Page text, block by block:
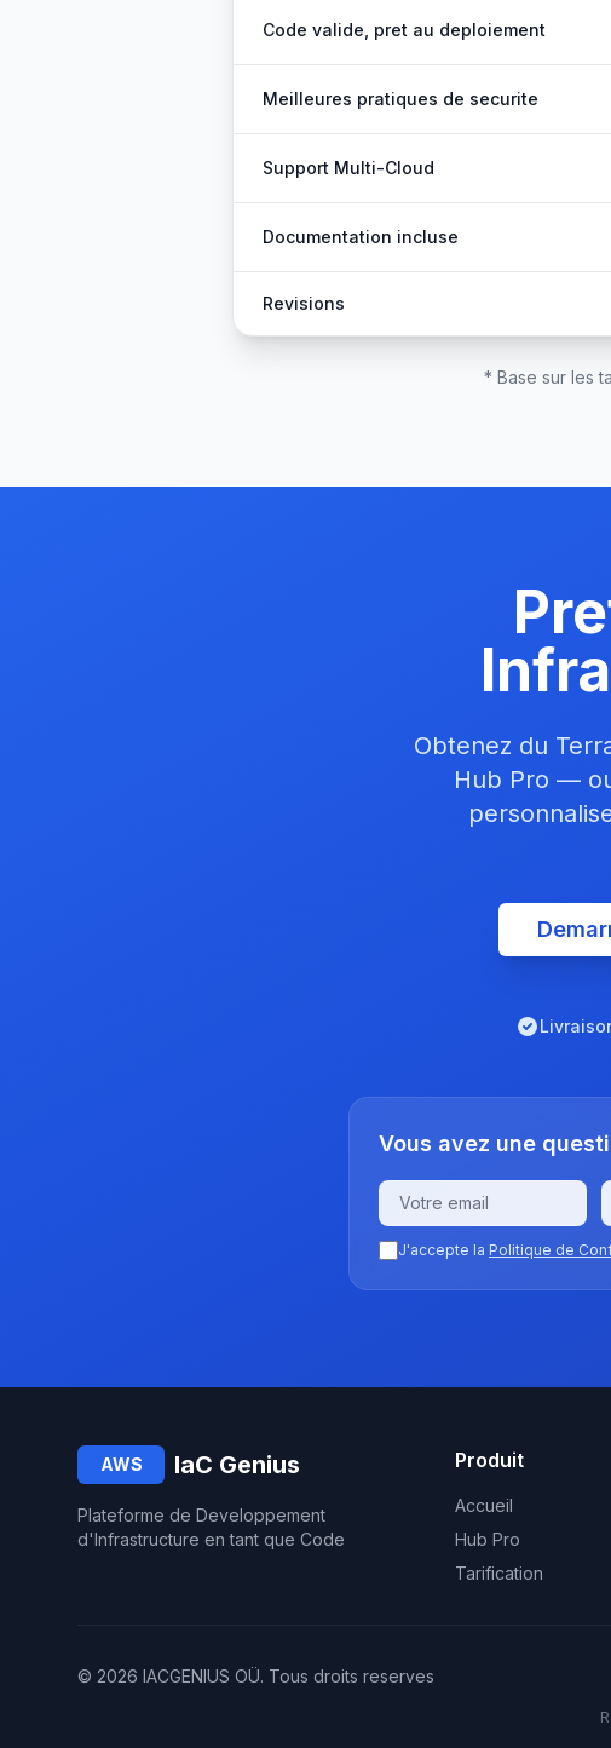
Code valide, pret au deploiement
Meilleures pratiques de securite
Support Multi-Cloud
Documentation incluse
Revisions
* Base sur les
Obtenez du
Hub Pro —
Vous avez une
J'accepte la Politique de
AWS IaC Genius
Plateforme de Developpement
d'Infrastructure en tant que Code
Produit
Accueil
Hub Pro
Tarification
© 2026 IACGENIUS OÜ. Tous droits reserves